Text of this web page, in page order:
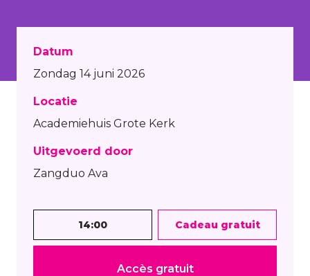
Datum
Zondag 14 juni 2026
Locatie
Academiehuis Grote Kerk
Uitgevoerd door
Zangduo Ava
14:00 Cadeau gratuit
Accès gratuit